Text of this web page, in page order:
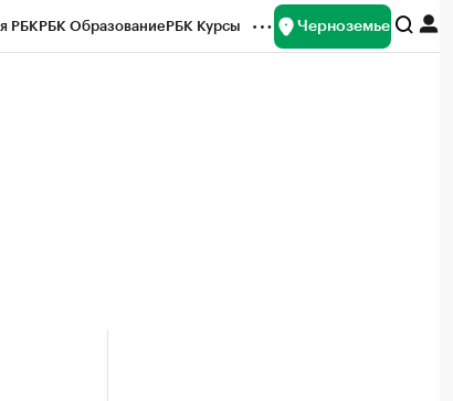
РБКРБК ОбразованиеРБК Курсы Черноземье